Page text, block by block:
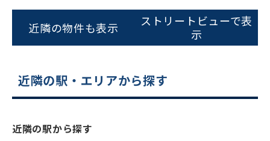
をお伝えいただくと
スムーズにご案内できます
平日 9:00〜18:00
近隣の物件も表示
ストリートビューで表
示
近隣の駅・エリアから探す
近隣の駅から探す